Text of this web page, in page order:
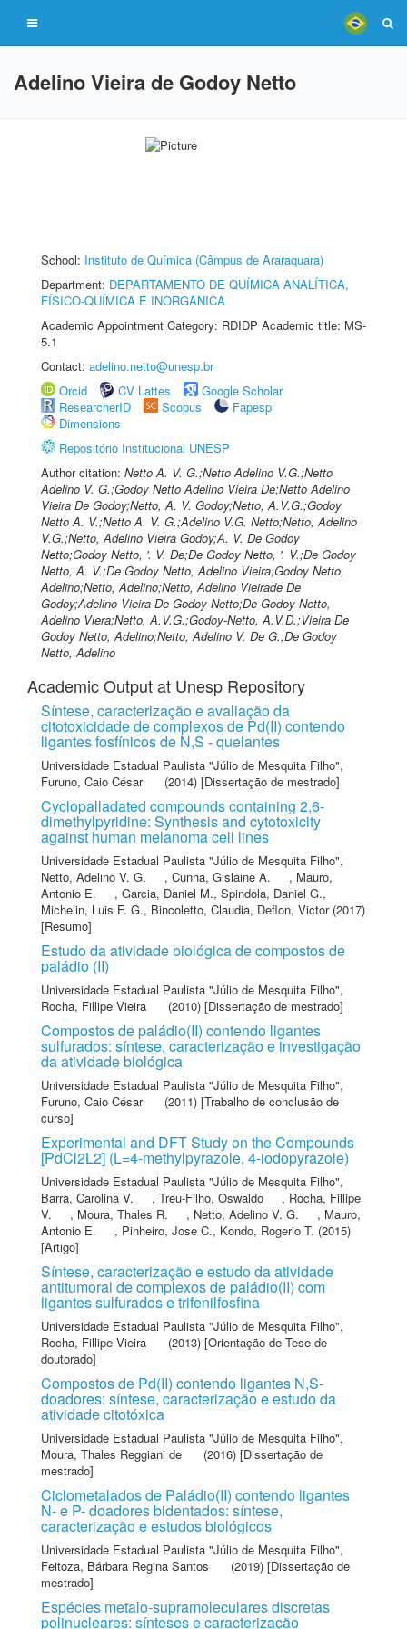
Adelino Vieira de Godoy Netto
School: Instituto de Química (Câmpus de Araraquara)
Department: DEPARTAMENTO DE QUÍMICA ANALÍTICA,
FÍSICO-QUÍMICA E INORGÂNICA
Academic Appointment Category: RDIDP Academic title: MS-
5.1
Contact: adelino.netto@unesp.br
Orcid
CV Lattes
Google Scholar
ResearcherID
Scopus
Fapesp
Dimensions
Repositório Institucional UNESP
Author citation: Netto A. V. G.;Netto Adelino V.G.;Netto
Adelino V. G.;Godoy Netto Adelino Vieira De;Netto Adelino
Vieira De Godoy;Netto, A. V. Godoy;Netto, A.V.G.;Godoy
Netto A. V.;Netto A. V. G.;Adelino V.G. Netto;Netto, Adelino
V.G.;Netto, Adelino Vieira Godoy;A. V. De Godoy
Netto;Godoy Netto, '. V. De;De Godoy Netto, '. V.;De Godoy
Netto, A. V.;De Godoy Netto, Adelino Vieira;Godoy Netto,
Adelino;Netto, Adelino;Netto, Adelino Vieirade De
Godoy;Adelino Vieira De Godoy-Netto;De Godoy-Netto,
Adelino Viera;Netto, A.V.G.;Godoy-Netto, A.V.D.;Vieira De
Godoy Netto, Adelino;Netto, Adelino V. De G.;De Godoy
Netto, Adelino
Academic Output at Unesp Repository
Síntese, caracterização e avaliação da
citotoxicidade de complexos de Pd(II) contendo
ligantes fosfínicos de N,S - quelantes
Universidade Estadual Paulista "Júlio de Mesquita Filho",
Furuno, Caio César
(2014) [Dissertação de mestrado]
Cyclopalladated compounds containing 2,6-
dimethylpyridine: Synthesis and cytotoxicity
against human melanoma cell lines
Universidade Estadual Paulista "Júlio de Mesquita Filho",
Netto, Adelino V. G.
, Cunha, Gislaine A. , Mauro,
Antonio E.
, Garcia, Daniel M., Spindola, Daniel G.,
Michelin, Luis F. G., Bincoletto, Claudia, Deflon, Victor(2017)
[Resumo]
Estudo da atividade biológica de compostos de
paládio (II)
Universidade Estadual Paulista "Júlio de Mesquita Filho",
Rocha, Fillipe Vieira
(2010) [Dissertação de mestrado]
Compostos de paládio(II) contendo ligantes
sulfurados: síntese, caracterização e investigação
da atividade biológica
Universidade Estadual Paulista "Júlio de Mesquita Filho",
Furuno, Caio César
(2011) [Trabalho de conclusão de
curso]
Experimental and DFT Study on the Compounds
[PdCl2L2] (L=4-methylpyrazole, 4-iodopyrazole)
Universidade Estadual Paulista "Júlio de Mesquita Filho",
Barra, Carolina V.
, Treu-Filho, Oswaldo , Rocha, Fillipe
V.
, Moura, Thales R. , Netto, Adelino V. G. , Mauro,
Antonio E.
, Pinheiro, Jose C., Kondo, Rogerio T. (2015)
[Artigo]
Síntese, caracterização e estudo da atividade
antitumoral de complexos de paládio(II) com
ligantes sulfurados e trifenilfosfina
Universidade Estadual Paulista "Júlio de Mesquita Filho",
Rocha, Fillipe Vieira
(2013) [Orientação de Tese de
doutorado]
Compostos de Pd(II) contendo ligantes N,S-
doadores: síntese, caracterização e estudo da
atividade citotóxica
Universidade Estadual Paulista "Júlio de Mesquita Filho",
Moura, Thales Reggiani de
(2016) [Dissertação de
mestrado]
Ciclometalados de Paládio(II) contendo ligantes
N- e P- doadores bidentados: síntese,
caracterização e estudos biológicos
Universidade Estadual Paulista "Júlio de Mesquita Filho",
Feitoza, Bárbara Regina Santos
(2019) [Dissertação de
mestrado]
Espécies metalo-supramoleculares discretas
polinucleares: sínteses e caracterização